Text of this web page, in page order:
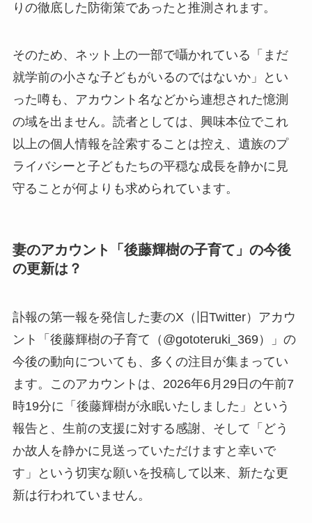
りの徹底した防衛策であったと推測されます。
そのため、ネット上の一部で囁かれている「まだ
就学前の小さな子どもがいるのではないか」とい
った噂も、アカウント名などから連想された憶測
の域を出ません。読者としては、興味本位でこれ
以上の個人情報を詮索することは控え、遺族のプ
ライバシーと子どもたちの平穏な成長を静かに見
守ることが何よりも求められています。
妻のアカウント「後藤輝樹の子育て」の今後
の更新は？
訃報の第一報を発信した妻のX（旧Twitter）アカウ
ント「後藤輝樹の子育て（@gototeruki_369）」の
今後の動向についても、多くの注目が集まってい
ます。このアカウントは、2026年6月29日の午前7
時19分に「後藤輝樹が永眠いたしました」という
報告と、生前の支援に対する感謝、そして「どう
か故人を静かに見送っていただけますと幸いで
す」という切実な願いを投稿して以来、新たな更
新は行われていません。